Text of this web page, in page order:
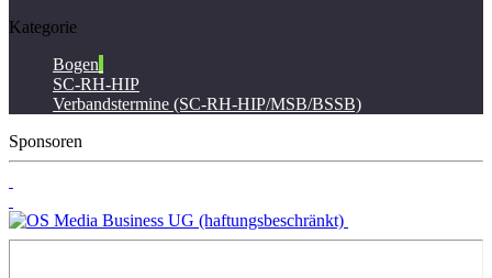
Kategorie
Bogen
SC-RH-HIP
Verbandstermine (SC-RH-HIP/MSB/BSSB)
Sponsoren